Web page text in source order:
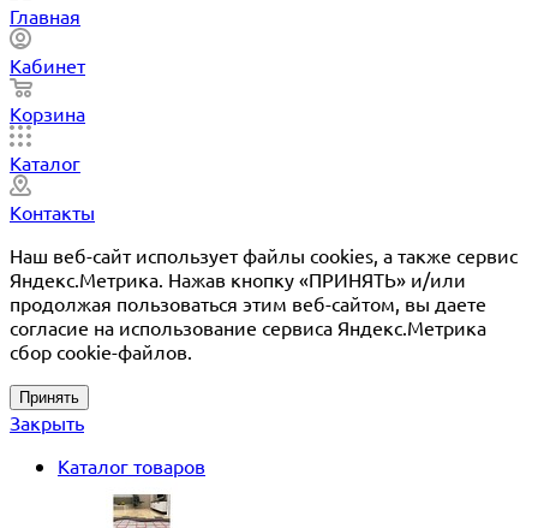
Главная
Кабинет
Корзина
Каталог
Контакты
Наш веб-сайт использует файлы cookies, а также сервис
Яндекс.Метрика. Нажав кнопку «ПРИНЯТЬ» и/или
продолжая пользоваться этим веб-сайтом, вы даете
согласие на использование сервиса Яндекс.Метрика
сбор cookie-файлов.
Принять
Закрыть
Каталог товаров